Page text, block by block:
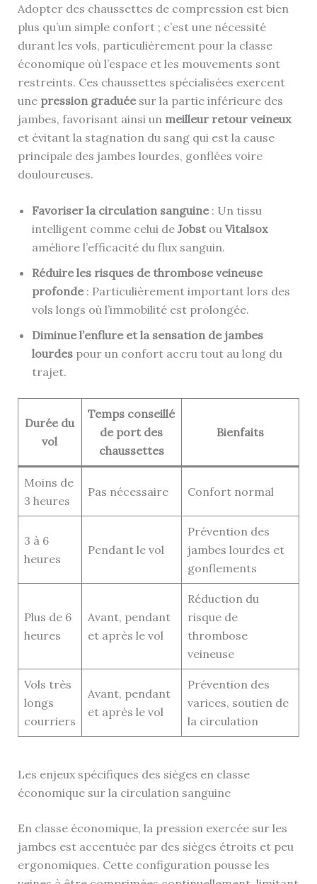
Adopter des chaussettes de compression est bien
plus qu’un simple confort ; c’est une nécessité
durant les vols, particulièrement pour la classe
économique où l’espace et les mouvements sont
restreints. Ces chaussettes spécialisées exercent
une pression graduéesur la partie inférieure des
jambes, favorisant ainsi un meilleur retour veineux
et évitant la stagnation du sang qui est la cause
principale des jambes lourdes, gonflées voire
douloureuses.
Favoriser la circulation sanguine: Un tissu
intelligent comme celui de Jobstou Vitalsox
améliore l’efficacité du flux sanguin.
Réduire les risques de thrombose veineuse
profonde: Particulièrement important lors des
vols longs où l’immobilité est prolongée.
Diminue l’enflure et la sensation de jambes
lourdespour un confort accru tout au long du
trajet.
Durée du
vol
Temps conseillé
de port des
chaussettes
Bienfaits
Moins de
3 heures
Pas nécessaire Confort normal
3 à 6
heures
Pendant le vol
Prévention des
jambes lourdes et
gonflements
Plus de 6
heures
Avant, pendant
et après le vol
Réduction du
risque de
thrombose
veineuse
Vols très
longs
courriers
Avant, pendant
et après le vol
Prévention des
varices, soutien de
la circulation
Les enjeux spécifiques des sièges en classe
économique sur la circulation sanguine
En classe économique, la pression exercée sur les
jambes est accentuée par des sièges étroits et peu
ergonomiques. Cette configuration pousse les